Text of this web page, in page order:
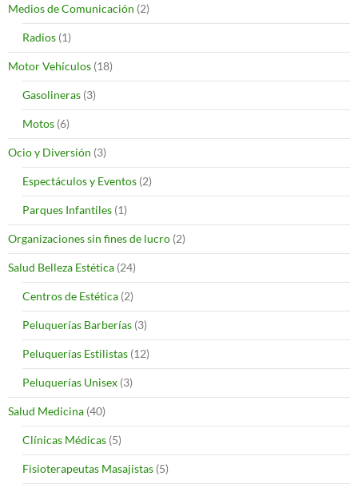
Medios de Comunicación (2)
Radios (1)
Motor Vehículos (18)
Gasolineras (3)
Motos (6)
Ocio y Diversión (3)
Espectáculos y Eventos (2)
Parques Infantiles (1)
Organizaciones sin fines de lucro (2)
Salud Belleza Estética (24)
Centros de Estética (2)
Peluquerías Barberías (3)
Peluquerías Estilistas (12)
Peluquerías Unisex (3)
Salud Medicina (40)
Clínicas Médicas (5)
Fisioterapeutas Masajistas (5)